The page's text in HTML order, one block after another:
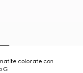
colorate con
G